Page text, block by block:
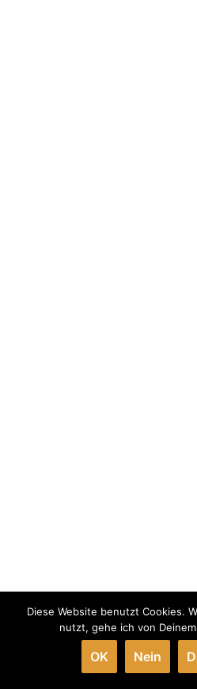
Diese Website benutzt Cookies.
nutzt, gehe ich von
OK Nein